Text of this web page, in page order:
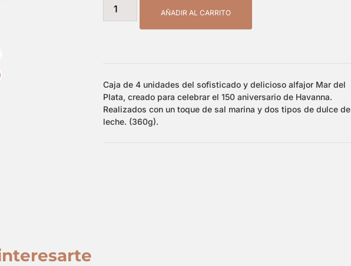
AÑADIR AL CARRITO
Caja de 4 unidades del sofisticado y delicioso alfajor Mar del
Plata, creado para celebrar el 150 aniversario de Havanna.
Realizados con un toque de sal marina y dos tipos de dulce de
leche. (360g).